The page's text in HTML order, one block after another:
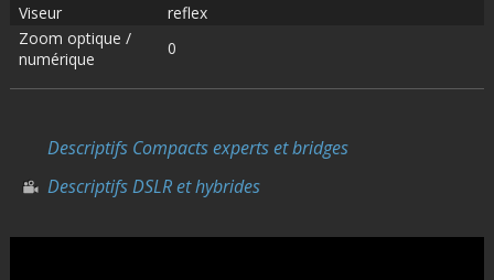
Viseur
reflex
Zoom optique /
numérique
0
Descriptifs Compacts experts et bridges
Descriptifs DSLR et hybrides